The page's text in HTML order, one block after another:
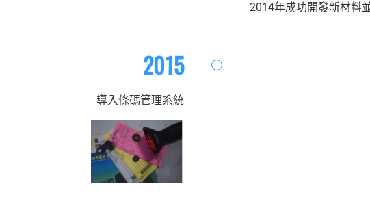
2014年成功開發新材料
2015
導入條碼管理系統